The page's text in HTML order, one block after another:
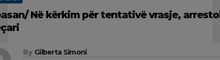
Në kërkim për tentativë vrasje,
By Gilberta Simoni